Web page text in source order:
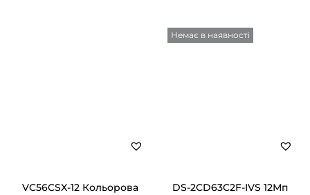
VC56CSX-12 Кольорова
Немає в наявності
DS-2CD63C2F-IVS 12Мп